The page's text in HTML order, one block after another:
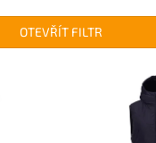
OTEVŘÍT FILTR